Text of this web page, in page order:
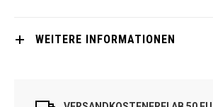
WEITERE INFORMATIONEN